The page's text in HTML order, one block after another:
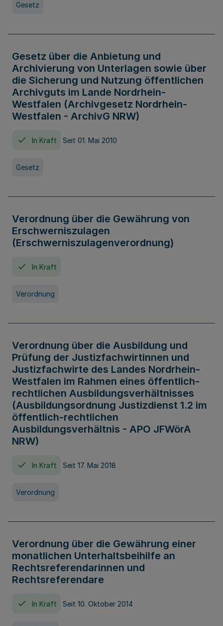
Gesetz
Gesetz über die Anbietung und
Archivierung von Unterlagen sowie über
die Sicherung und Nutzung öffentlichen
Archivguts im Lande Nordrhein-
Westfalen (Archivgesetz Nordrhein-
Westfalen - ArchivG NRW)
In Kraft Seit 01. Mai 2010
Gesetz
Verordnung über die Gewährung von
Erschwerniszulagen
(Erschwerniszulagenverordnung)
In Kraft
Verordnung
Verordnung über die Ausbildung und
Prüfung der Justizfachwirtinnen und
Justizfachwirte des Landes Nordrhein-
Westfalen im Rahmen eines öffentlich-
rechtlichen Ausbildungsverhältnisses
(Ausbildungsordnung Justizdienst 1.2 im
öffentlich-rechtlichen
Ausbildungsverhältnis - APO JFWörA
NRW)
In Kraft Seit 17. Mai 2018
Verordnung
Verordnung über die Gewährung einer
monatlichen Unterhaltsbeihilfe an
Rechtsreferendarinnen und
Rechtsreferendare
In Kraft Seit 10. Oktober 2014